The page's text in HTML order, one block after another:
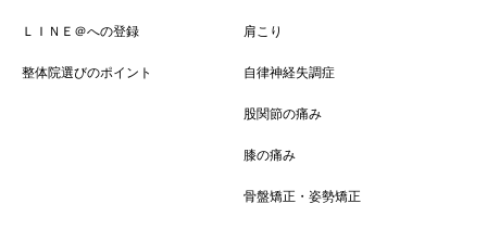
ＬＩＮＥ＠への登録
整体院選びのポイント
肩こり
自律神経失調症
股関節の痛み
膝の痛み
骨盤矯正・姿勢矯正